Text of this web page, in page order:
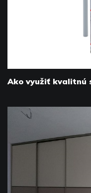
Ako využiť kvalitnú